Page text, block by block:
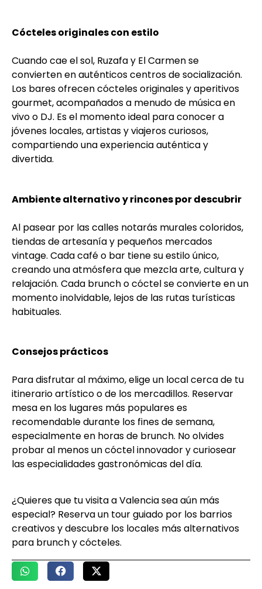
Cócteles originales con estilo
Cuando cae el sol, Ruzafa y El Carmen se
convierten en auténticos centros de socialización.
Los bares ofrecen cócteles originales y aperitivos
gourmet, acompañados a menudo de música en
vivo o DJ. Es el momento ideal para conocer a
jóvenes locales, artistas y viajeros curiosos,
compartiendo una experiencia auténtica y
divertida.
Ambiente alternativo y rincones por descubrir
Al pasear por las calles notarás murales coloridos,
tiendas de artesanía y pequeños mercados
vintage. Cada café o bar tiene su estilo único,
creando una atmósfera que mezcla arte, cultura y
relajación. Cada brunch o cóctel se convierte en un
momento inolvidable, lejos de las rutas turísticas
habituales.
Consejos prácticos
Para disfrutar al máximo, elige un local cerca de tu
itinerario artístico o de los mercadillos. Reservar
mesa en los lugares más populares es
recomendable durante los fines de semana,
especialmente en horas de brunch. No olvides
probar al menos un cóctel innovador y curiosear
las especialidades gastronómicas del día.
¿Quieres que tu visita a Valencia sea aún más
especial? Reserva un tour guiado por los barrios
creativos y descubre los locales más alternativos
para brunch y cócteles.